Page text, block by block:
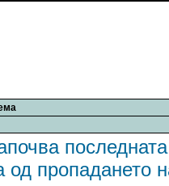
последната
од пропадането